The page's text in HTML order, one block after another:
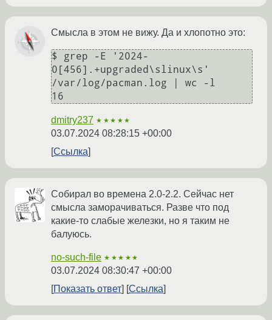
Смысла в этом не вижу. Да и хлопотно это:
$ grep -E '2024-
0[456].+upgraded\slinux\s'
/var/log/pacman.log | wc -l
dmitry237 ★★★★★
03.07.2024 08:28:15 +00:00
Ссылка
Собирал во времена 2.0-2.2. Сейчас нет
смысла заморачиваться. Разве что под
какие-то слабые железки, но я таким не
балуюсь.
no-such-file ★★★★★
03.07.2024 08:30:47 +00:00
Показать ответ
Ссылка